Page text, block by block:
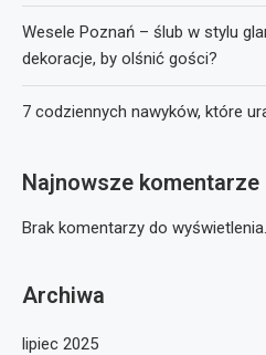
Wesele Poznań – ślub w stylu
dekoracje, by olśnić gości?
7 codziennych nawyków, które
Najnowsze komentarze
Brak komentarzy do wyświetlenia.
Archiwa
lipiec 2025